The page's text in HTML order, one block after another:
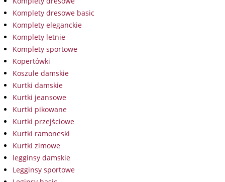
Komplety dresowe basic
Komplety eleganckie
Komplety letnie
Komplety sportowe
Kopertówki
Koszule damskie
Kurtki damskie
Kurtki jeansowe
Kurtki pikowane
Kurtki przejściowe
Kurtki ramoneski
Kurtki zimowe
legginsy damskie
Legginsy sportowe